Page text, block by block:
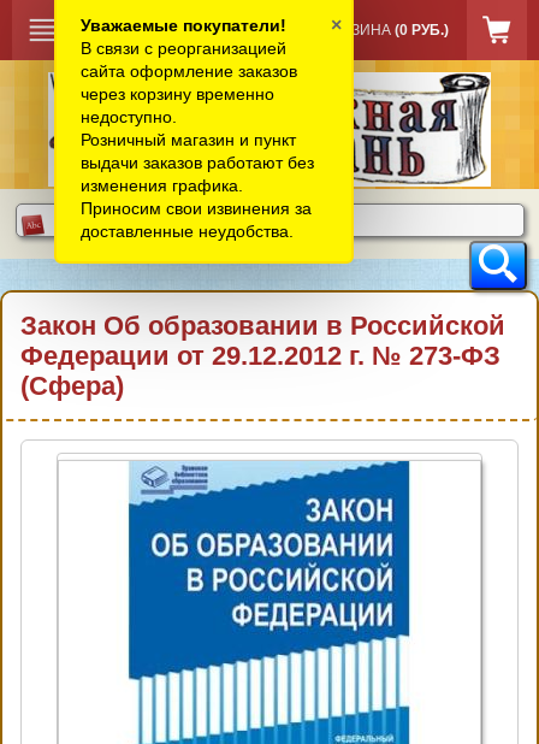
КОРЗИНА (0 РУБ.)
Закон Об образовании в Российской
Федерации от 29.12.2012 г. № 273-ФЗ
(Сфера)
Уважаемые покупатели!
В связи с реорганизацией
сайта оформление заказов
через корзину временно
недоступно.
Розничный магазин и пункт
выдачи заказов работают без
изменения графика.
Приносим свои извинения за
доставленные неудобства.
×